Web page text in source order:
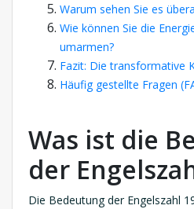
Warum sehen Sie es
Wie können Sie die
umarmen?
Fazit: Die transformative
Häufig gestellte Fragen
Was ist die
der
Die Bedeutung der Engelszahl